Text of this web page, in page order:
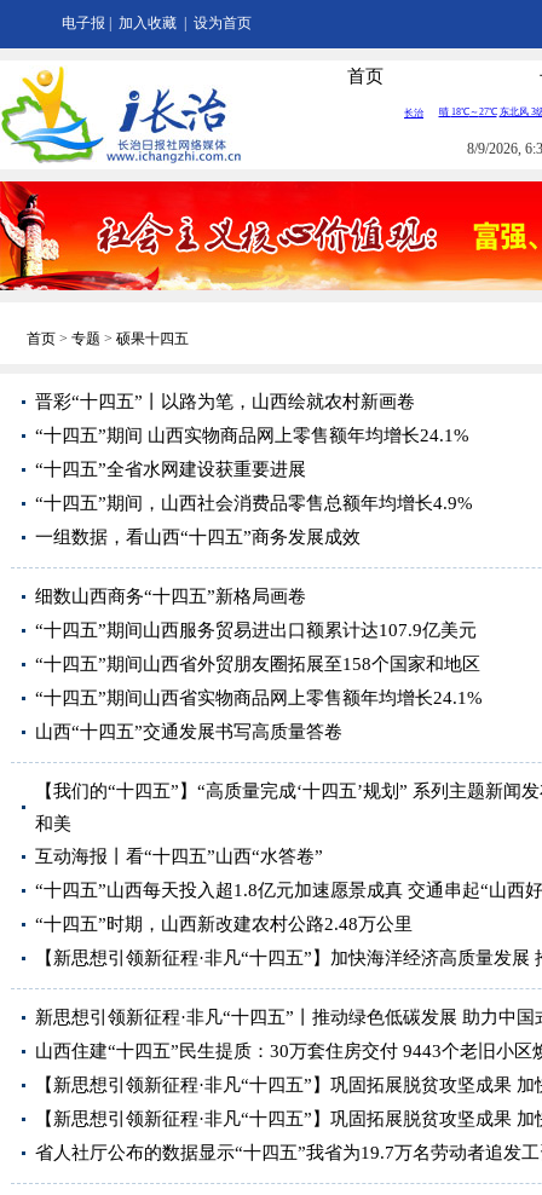
电子报 加入收藏 设为首页
首页
8/9/2026,
首页 > 专题 > 硕果十四五
晋彩“十四五”丨以路为笔，山西绘就农村新画卷
“十四五”期间 山西实物商品网上零售额年均增长24.1%
“十四五”全省水网建设获重要进展
“十四五”期间，山西社会消费品零售总额年均增长4.9%
一组数据，看山西“十四五”商务发展成效
细数山西商务“十四五”新格局画卷
“十四五”期间山西服务贸易进出口额累计达107.9亿美元
“十四五”期间山西省外贸朋友圈拓展至158个国家和地区
“十四五”期间山西省实物商品网上零售额年均增长24.1%
山西“十四五”交通发展书写高质量答卷
【我们的“十四五”】“高质量完成‘十四五’规划” 系列主题新
和美
互动海报丨看“十四五”山西“水答卷”
“十四五”山西每天投入超1.8亿元加速愿景成真 交通串起“山西
“十四五”时期，山西新改建农村公路2.48万公里
【新思想引领新征程·非凡“十四五”】加快海洋经济高质量发展
新思想引领新征程·非凡“十四五”丨推动绿色低碳发展 助力中国
山西住建“十四五”民生提质：30万套住房交付 9443个老旧小区
【新思想引领新征程·非凡“十四五”】巩固拓展脱贫攻坚成果
【新思想引领新征程·非凡“十四五”】巩固拓展脱贫攻坚成果
省人社厅公布的数据显示“十四五”我省为19.7万名劳动者追发